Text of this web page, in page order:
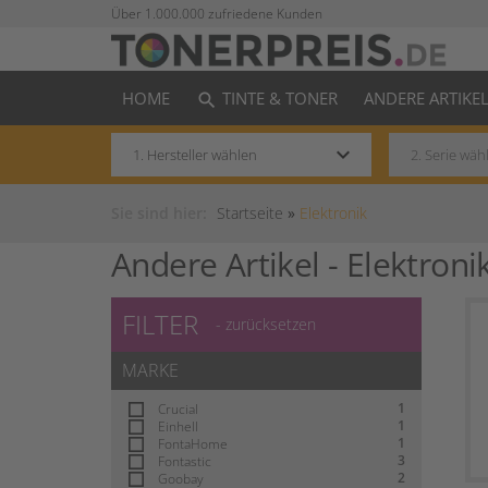
Über 1.000.000 zufriedene Kunden
HOME search TINTE & TONER ANDERE ARTIKEL
keyboard_arrow_down
Startseite » Elektronik
Andere Artikel -
FILTER - zurücksetzen
MARKE
Crucial
1
Einhell
1
FontaHome
1
Fontastic
3
Goobay
2